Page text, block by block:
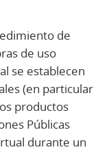
de
de uso
se establecen
(en particular
productos
Públicas
durante un